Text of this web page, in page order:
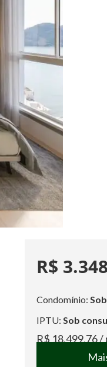
R$
Condomínio:
IPTU: Sob
R$ 18.499,76/